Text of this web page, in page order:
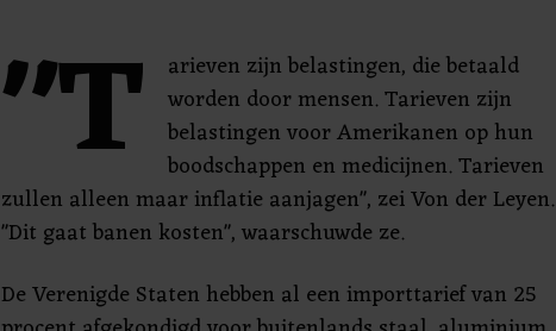
"T
arieven zijn belastingen, die betaald
worden door mensen. Tarieven zijn
belastingen voor Amerikanen op hun
boodschappen en medicijnen. Tarieven
zullen alleen maar inflatie aanjagen", zei Von der Leyen.
"Dit gaat banen kosten", waarschuwde ze.
De Verenigde Staten hebben al een importtarief van 25